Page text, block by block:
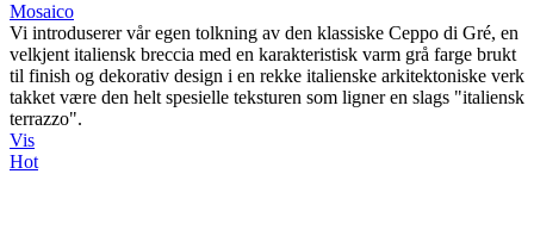
Mosaico
Vi introduserer vår egen tolkning av den klassiske Ceppo di Gré, en
velkjent italiensk breccia med en karakteristisk varm grå farge brukt
til finish og dekorativ design i en rekke italienske arkitektoniske verk
takket være den helt spesielle teksturen som ligner en slags "italiensk
terrazzo".
Vis
Hot